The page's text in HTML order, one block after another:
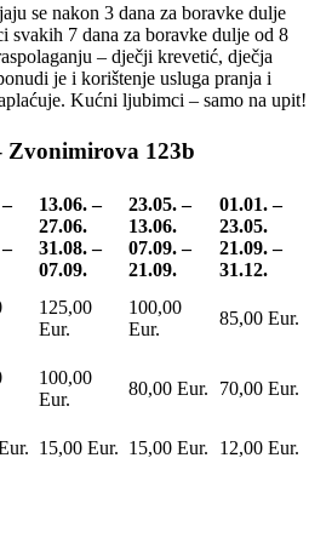
se nakon 3 dana za boravke dulje
svakih 7 dana za boravke dulje od 8
– dječji krevetić, dječja
je i korištenje usluga pranja i
Kućni ljubimci – samo na upit!
123b
13.06. –
27.06.
31.08. –
07.09.
23.05. –
13.06.
07.09. –
21.09.
01.01. –
23.05.
21.09. –
31.12.
125,00
Eur.
100,00
Eur.
85,00 Eur.
100,00
Eur.
80,00 Eur. 70,00 Eur.
15,00 Eur. 15,00 Eur. 12,00 Eur.